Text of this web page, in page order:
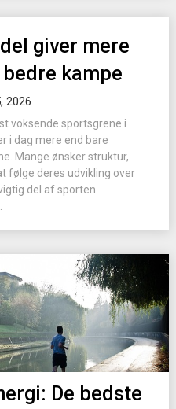
giver mere
kampe
2026
voksende sportsgrene i
i dag mere end bare
Mange ønsker struktur,
følge deres udvikling over
del af sporten.
De bedste